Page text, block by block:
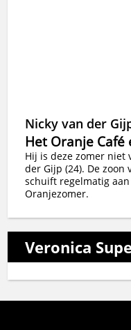
Nicky van der
Het Oranje
Hij is deze zomer niet
der Gijp (24). De zoon
schuift regelmatig
Oranjezomer.
Veronica